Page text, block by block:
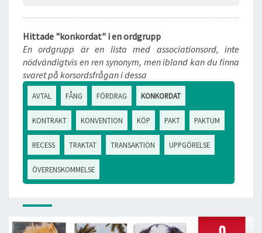
Hittade "konkordat" i en ordgrupp
En ordgrupp är en lista med associationsord, inte
nödvändigtvis en ren synonym, men ibland kan du finna
svaret på korsordsfrågan i dessa
AVTAL FÅNG FÖRDRAG KONKORDAT
KONTRAKT KONVENTION KÖP PAKT PAKTUM
RECESS TRAKTAT TRANSAKTION UPPGÖRELSE
ÖVERENSKOMMELSE